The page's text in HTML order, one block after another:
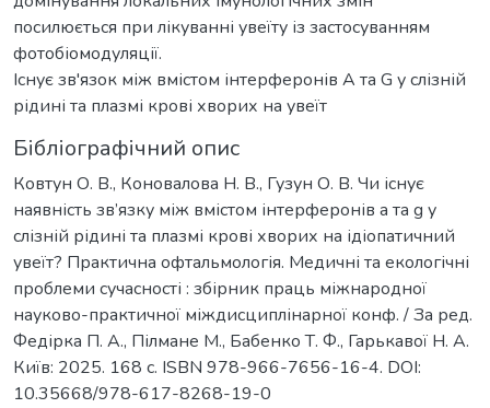
посилюється при лікуванні увеїту із застосуванням
фотобіомодуляції.
Існує зв'язок між вмістом інтерферонів А та G у слізній
рідині та плазмі крові хворих на увеїт
Бібліографічний опис
Ковтун О. В., Коновалова Н. В., Гузун О. В. Чи існує
наявність зв’язку між вмістом інтерферонів a та g у
слізній рідині та плазмі крові хворих на ідіопатичний
увеїт? Практична офтальмологія. Медичні та екологічні
проблеми сучасності : збірник праць міжнародної
науково-практичної міждисциплінарної конф. / За ред.
Федірка П. А., Пілмане М., Бабенко Т. Ф., Гарькавої Н. А.
Київ: 2025. 168 с. ISBN 978-966-7656-16-4. DOI:
10.35668/978-617-8268-19-0